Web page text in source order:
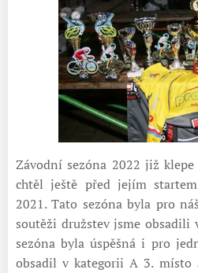
Závodní sezóna 2022 již klepe
chtěl ještě před jejím
2021. Tato sezóna byla pro
soutěži družstev jsme obsadili
sezóna byla úspěšná i pro
obsadil v kategorii A 3. místo